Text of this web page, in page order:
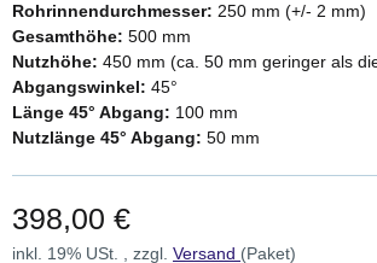
Rohrinnendurchmesser: 250 mm (+/- 2 mm)
Gesamthöhe: 500 mm
Nutzhöhe: 450 mm (ca. 50 mm geringer als
Abgangswinkel: 45°
Länge 45° Abgang: 100 mm
Nutzlänge 45° Abgang: 50 mm
398,00 €
inkl. 19% USt. , zzgl. Versand (Paket)